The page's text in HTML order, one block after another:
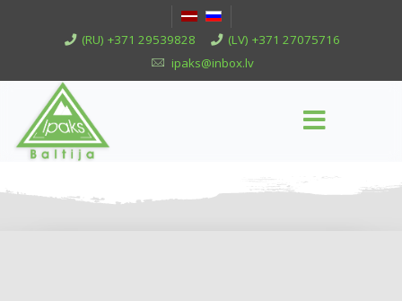
(RU) +371 29539828
(LV) +371 27075716
ipaks@inbox.lv